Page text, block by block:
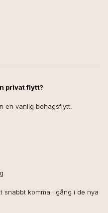
privat flytt?
en vanlig bohagsflytt.
snabbt komma i gång i de nya